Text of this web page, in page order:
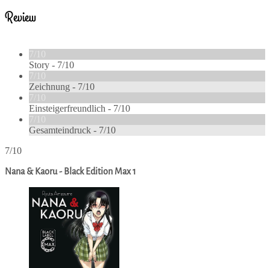
Review
7/10
Story - 7/10
7/10
Zeichnung - 7/10
7/10
Einsteigerfreundlich - 7/10
7/10
Gesamteindruck - 7/10
7/10
Nana & Kaoru - Black Edition Max 1